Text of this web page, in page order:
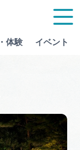
体験 イベント